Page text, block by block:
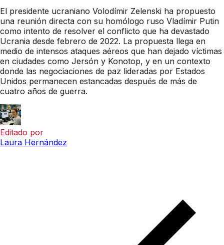
El presidente ucraniano Volodímir Zelenski ha propuesto
una reunión directa con su homólogo ruso Vladímir Putin
como intento de resolver el conflicto que ha devastado
Ucrania desde febrero de 2022. La propuesta llega en
medio de intensos ataques aéreos que han dejado víctimas
en ciudades como Jersón y Konotop, y en un contexto
donde las negociaciones de paz lideradas por Estados
Unidos permanecen estancadas después de más de
cuatro años de guerra.
Editado por
Laura Hernández